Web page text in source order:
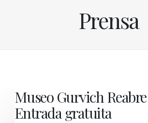
Prensa
Museo Gurvich
Entrada gratuita